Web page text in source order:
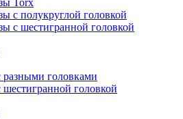
Torx
с полукруглой головкой
с шестигранной головкой
разными головками
головкой